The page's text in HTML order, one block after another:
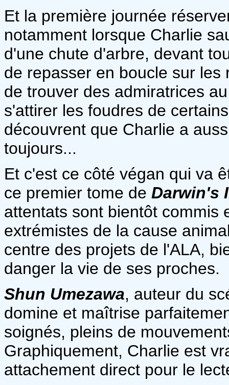
Et la première journée
notamment lorsque Charlie
d'une chute d'arbre, devant
de repasser en boucle sur
de trouver des admiratrices
s'attirer les foudres de
découvrent que Charlie a
toujours...
Et c'est ce côté végan qui va
ce premier tome de Darwin's
attentats sont bientôt commis
extrémistes de la cause
centre des projets de l'ALA,
danger la vie de ses proches.
Shun Umezawa, auteur du
domine et maîtrise
soignés, pleins de
Graphiquement, Charlie est
attachement direct pour le